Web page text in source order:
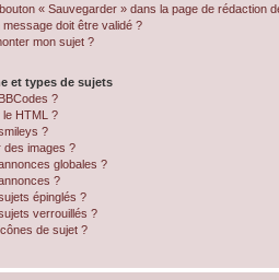
« Sauvegarder » dans la page de rédaction
message doit être validé ?
mon sujet ?
et types de sujets
?
le HTML ?
?
des images ?
globales ?
?
épinglés ?
verrouillés ?
de sujet ?